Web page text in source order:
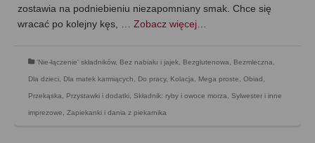
zostawia na podniebieniu niezapomniany smak. Chce się
wracać po kolejny kęs, … Zobacz więcej…
'Nie-łączenie' składników, Bez nabiału i jajek, Bezglutenowa, Bezmleczna,
Dla dzieci, Dla matek karmiących, Do pracy, Kolacja, Mega proste, Obiad,
Przekąska, Przystawki i dodatki, Składnik: ryby i owoce morza, Sylwester i inne
imprezowe, Zapiekanki i dania z piekarnika